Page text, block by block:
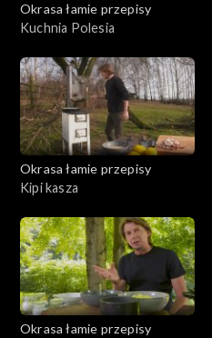
Okrasa łamie przepisy
Kuchnia Polesia
Okrasa łamie przepisy
Kipi kasza
Okrasa łamie przepisy